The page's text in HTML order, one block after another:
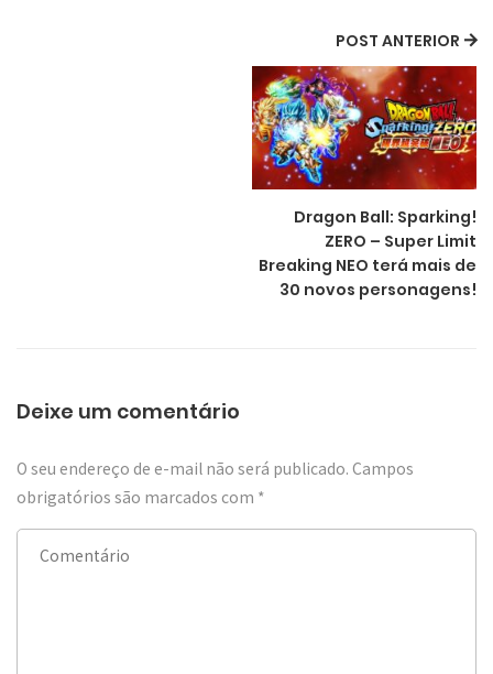
POST ANTERIOR
Dragon Ball: Sparking!
ZERO – Super Limit
Breaking NEO terá mais de
30 novos personagens!
Deixe um comentário
O seu endereço de e-mail não será publicado. Campos
obrigatórios são marcados com *